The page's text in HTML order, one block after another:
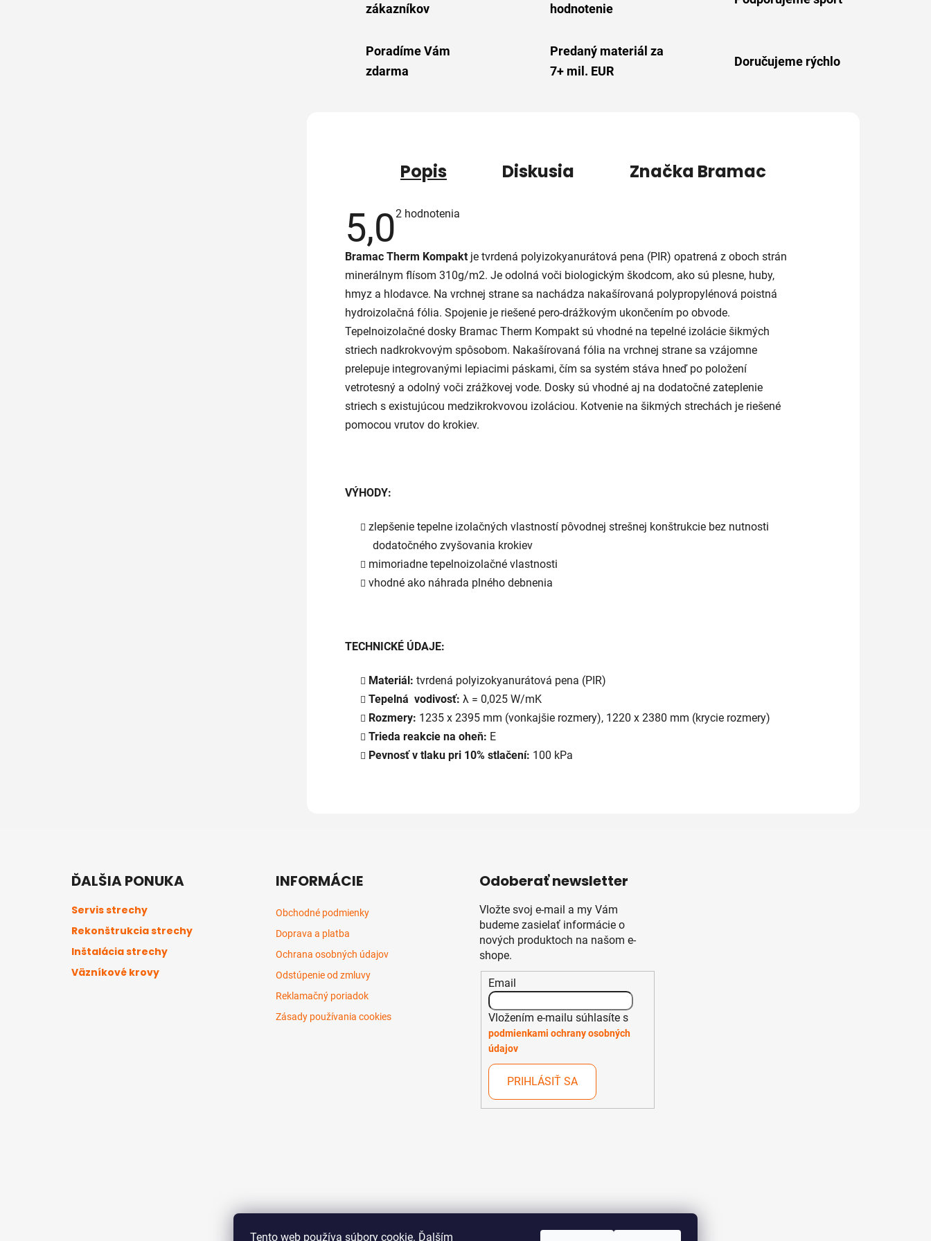
Tento web používa súbory cookie. Ďalším
zákazníkov hodnotenie
Poradíme Vám
zdarma
Predaný materiál za
7+ mil. EUR
Doručujeme rýchlo
Popis Diskusia Značka Bramac
5,0Priemerné
5,0
5
hviezdičiek.
2 hodnotenia
Bramac Therm Kompakt je tvrdená polyizokyanurátová pena (PIR) opatrená z oboch strán
minerálnym flísom 310g/m2. Je odolná voči biologickým škodcom, ako sú plesne, huby,
hmyz a hlodavce. Na vrchnej strane sa nachádza nakašírovaná polypropylénová poistná
hydroizolačná fólia. Spojenie je riešené pero-drážkovým ukončením po obvode.
Tepelnoizolačné dosky Bramac Therm Kompakt sú vhodné na tepelné izolácie šikmých
striech nadkrokvovým spôsobom. Nakašírovaná fólia na vrchnej strane sa vzájomne
prelepuje integrovanými lepiacimi páskami, čím sa systém stáva hneď po položení
vetrotesný a odolný voči zrážkovej vode. Dosky sú vhodné aj na dodatočné zateplenie
striech s existujúcou medzikrokvovou izoláciou. Kotvenie na šikmých strechách je riešené
pomocou vrutov do krokiev.
VÝHODY:
zlepšenie tepelne izolačných vlastností pôvodnej strešnej konštrukcie bez nutnosti
dodatočného zvyšovania krokiev
mimoriadne tepelnoizolačné vlastnosti
vhodné ako náhrada plného debnenia
TECHNICKÉ ÚDAJE:
Materiál: tvrdená polyizokyanurátová pena (PIR)
Tepelná vodivosť: λ = 0,025 W/mK
Rozmery: 1235 x 2395 mm (vonkajšie rozmery), 1220 x 2380 mm (krycie rozmery)
Trieda reakcie na oheň: E
Pevnosť v tlaku pri 10% stlačení: 100 kPa
ĎALŠIA PONUKA
Servis strechy
Rekonštrukcia strechy
Inštalácia strechy
Väzníkové krovy
INFORMÁCIE
Obchodné podmienky
Doprava a platba
Ochrana osobných údajov
Odstúpenie od zmluvy
Reklamačný poriadok
Zásady používania cookies
Odoberať newsletter
Vložte svoj e-mail a my Vám
budeme zasielať informácie o
nových produktoch na našom e-
shope.
Email
Vložením e-mailu súhlasíte s
podmienkami ochrany osobných
údajov
PRIHLÁSIŤ SA